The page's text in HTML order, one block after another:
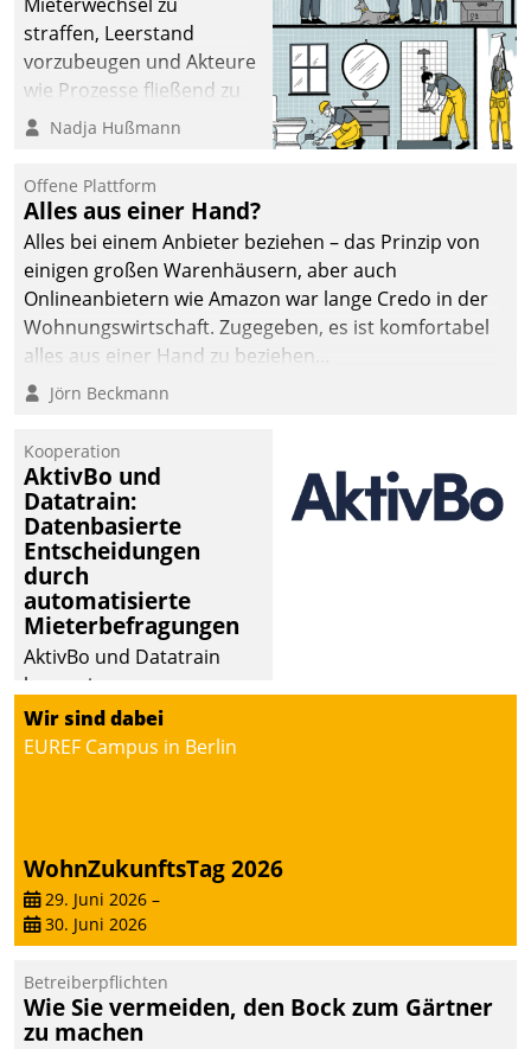
straffen, Leerstand
vorzubeugen und Akteure
wie Prozesse fließend zu
vernetzen, nutzt die
Jahresbeginn eine
Überblick, Einsicht und
Eingriff bietende Lösung.
Zur Entwicklung setzte
man auf
Cloudtechnologie,
bewährte und Startup-
agile Projektmethoden.
Nadja Hußmann
Offene Plattform
Alles aus einer Hand?
Alles bei einem Anbieter beziehen – das Prinzip von
einigen großen Warenhäusern, aber auch
Onlineanbietern wie Amazon war lange Credo in der
Wohnungswirtschaft. Zugegeben, es ist komfortabel
alles aus einer Hand zu beziehen...
Jörn Beckmann
Kooperation
AktivBo und
Datatrain:
Datenbasierte
Entscheidungen
durch
automatisierte
Mieterbefragungen
AktivBo und Datatrain
kooperieren –
Immobilienunternehmen
profitieren: Die nahtlose
automatisiert ausgelöste,
zielgerichtete
Mieterbefragungen – eine
starke Grundlage für
intelligente,
datengestützte
Entscheidungen.
Wir sind dabei
EUREF Campus in Berlin
WohnZukunftsTag 2026
29. Juni 2026 –
30. Juni 2026
Betreiberpflichten
Wie Sie vermeiden, den Bock zum Gärtner
zu machen